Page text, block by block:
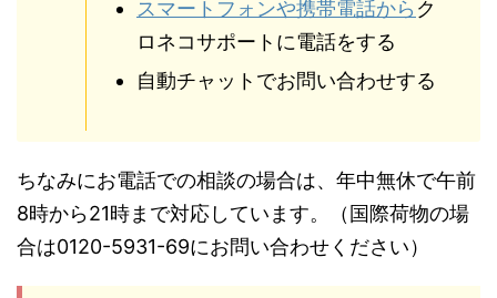
スマートフォンや携帯電話から ク
ロネコサポートに電話をする
自動チャットでお問い合わせする
ちなみにお電話での相談の場合は、年中無休で午前
8時から21時まで対応しています。（国際荷物の場
合は0120-5931-69にお問い合わせください）